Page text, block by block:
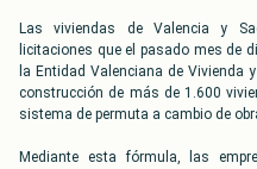
Las viviendas de Valencia y
licitaciones que el pasado mes de
la Entidad Valenciana de Vivienda
construcción de más de 1.600
sistema de permuta a cambio de
Mediante esta fórmula, las